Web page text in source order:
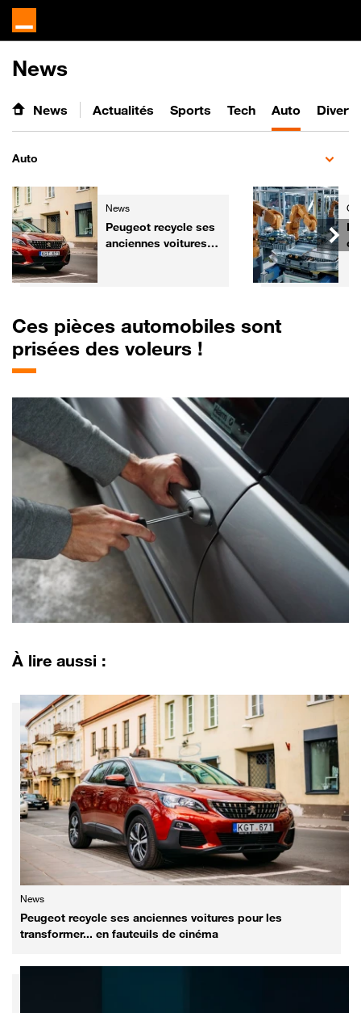
News
News Actualités Sports Tech Auto
Auto
News
Peugeot recycle ses
anciennes voitures
Ces pièces automobiles sont
prisées des voleurs !
À lire aussi :
News
Peugeot recycle ses anciennes voitures pour les
transformer... en fauteuils de cinéma